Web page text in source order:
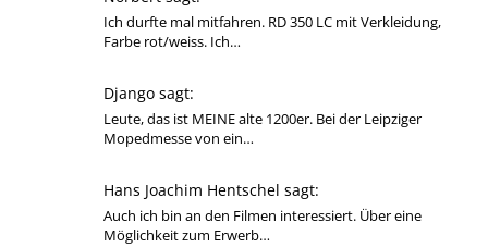
Ich durfte mal mitfahren. RD 350 LC mit Verkleidung,
Farbe rot/weiss. Ich…
Django sagt:
Leute, das ist MEINE alte 1200er. Bei der Leipziger
Mopedmesse von ein…
Hans Joachim Hentschel sagt:
Auch ich bin an den Filmen interessiert. Über eine
Möglichkeit zum Erwerb…